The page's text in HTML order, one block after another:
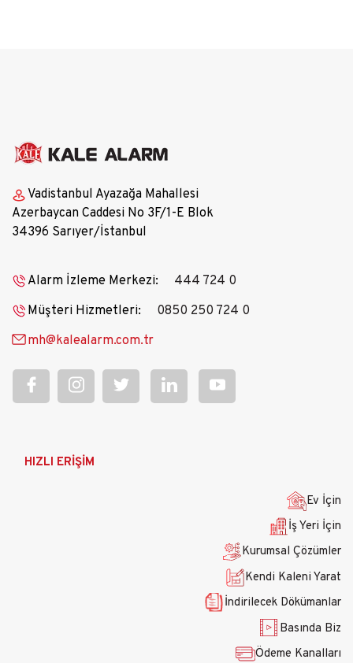
Vadistanbul Ayazağa Mahallesi
Azerbaycan Caddesi No 3F/1-E Blok
34396 Sarıyer/İstanbul
Alarm İzleme Merkezi:
444 724 0
Müşteri Hizmetleri:
0850 250 724 0
mh@kalealarm.com.tr
AnaHIZLI ERİŞİM
Ev İçin
İş Yeri İçin
Kurumsal Çözümler
Kendi Kaleni Yarat
İndirilecek Dökümanlar
Basında Biz
Ödeme Kanalları